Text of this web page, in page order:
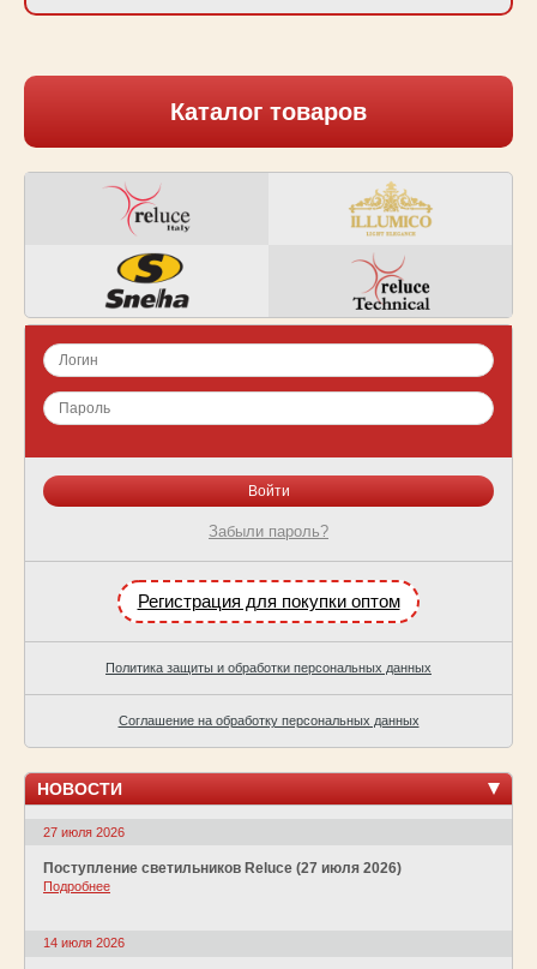
Каталог товаров
Забыли пароль?
Регистрация для покупки оптом
Политика защиты и обработки персональных данных
Соглашение на обработку персональных данных
НОВОСТИ
27 июля 2026
Поступление светильников Reluce (27 июля 2026)
Подробнее
14 июля 2026